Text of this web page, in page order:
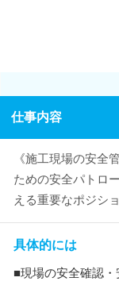
仕事内容
《施工現場の安全
ための安全パトロ
える重要なポジシ
具体的には
■現場の安全確認